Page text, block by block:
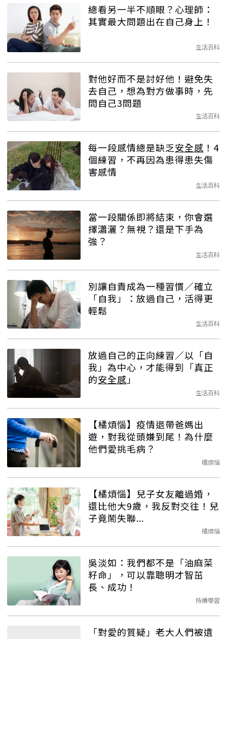
總看另一半不順眼？心理師：
其實最大問題出在自己身上！
生活百科
對他好而不是討好他！避免失
去自己，想為對方做事時，先
問自己3問題
生活百科
每一段感情總是缺乏安全感 ！4
個練習，不再因為患得患失傷
害感情
生活百科
當一段關係即將結束，你會選
擇瀟灑？無視？還是下手為
強？
生活百科
別讓自責成為一種習慣／確立
「自我」：放過自己，活得更
輕鬆
生活百科
放過自己的正向練習／以「自
我」為中心，才能得到「真正
的安全感 」
生活百科
【橘煩惱】疫情退帶爸媽出
遊，對我從頭嫌到尾！為什麼
他們愛挑毛病？
橘煩惱
【橘煩惱】兒子女友離過婚，
還比他大9歲，我反對交往！兒
子竟鬧失聯...
橘煩惱
吳淡如：我們都不是「油麻菜
籽命」，可以靠聰明才智茁
長、成功！
持續學習
「對愛的質疑」老大人們被遺